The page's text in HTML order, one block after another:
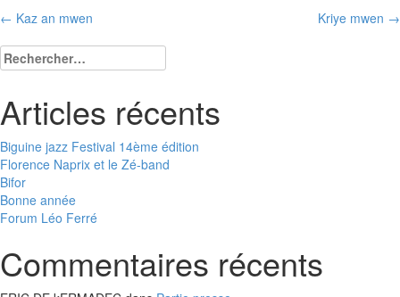
Post
navigation
← Kaz an mwen Kriye mwen →
Rechercher :
Articles récents
Biguine jazz Festival 14ème édition
Florence Naprix et le Zé-band
Bifor
Bonne année
Forum Léo Ferré
Commentaires récents